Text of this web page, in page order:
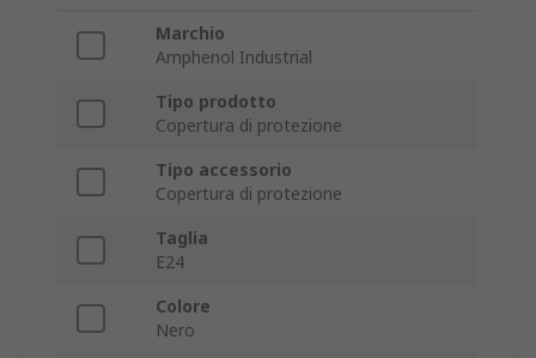
Marchio
Amphenol Industrial
Tipo prodotto
Copertura di protezione
Tipo accessorio
Copertura di protezione
Taglia
E24
Colore
Nero